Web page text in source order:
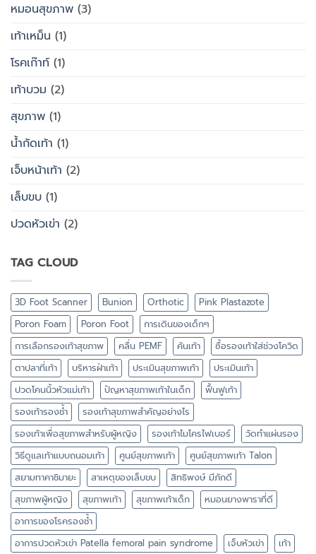
หมอนสุขภาพ (3)
เท้าเหม็น (1)
โรคเก๊าท์ (1)
เท้าบวม (2)
สุขภาพ (1)
น้ำกัดเท้า (1)
เจ็บหน้าเท้า (2)
เล็บขบ (1)
ปวดหัวเข่า (2)
TAG CLOUD
3D Foot Scanner Bunion Orthotic
Pink Plastazote
Poron Foam
Poron Foot
การเดินของเด็กๆ
การเลือกรองเท้าสุขภาพ
คลื่น PEMF คันเท้า
ซื้อรองเท้าใส่ช่วงโควิด
ตาปลาที่เท้า
บริหารฝ่าเท้า ประเมินสุขภาพเท้า
ประเมินเท้า
ปวดโคนนิ้วหัวแม่เท้า
ปัญหาสุขภาพเท้าในเด็ก
ฟื้นฟูเท้า
รองเท้ารองช้ำ
รองเท้าสุขภาพสำคัญอย่างไร
รองเท้าเพื่อสุขภาพสำหรับผู้หญิง
รองเท้าไมโครไฟเบอร์
วัดทำแผ่นรอง
วิธีดูแลเท้าแบบถนอมเท้า
ศูนย์สุขภาพเท้า
ศูนย์สุขภาพเท้า Talon
สยามทาคาชิมายะ
สาเหตุของเล็บขบ
สิทธิพงษ์ มีภักดี
สุขภาพผู้หญิง
สุขภาพเท้า สุขภาพเท้าเด็ก
หมอนยางพาราที่ดี
อาการของโรครองช้ำ
อาการปวดหัวเข่า Patella femoral pain syndrome
เจ็บหัวเข่า
เท้า